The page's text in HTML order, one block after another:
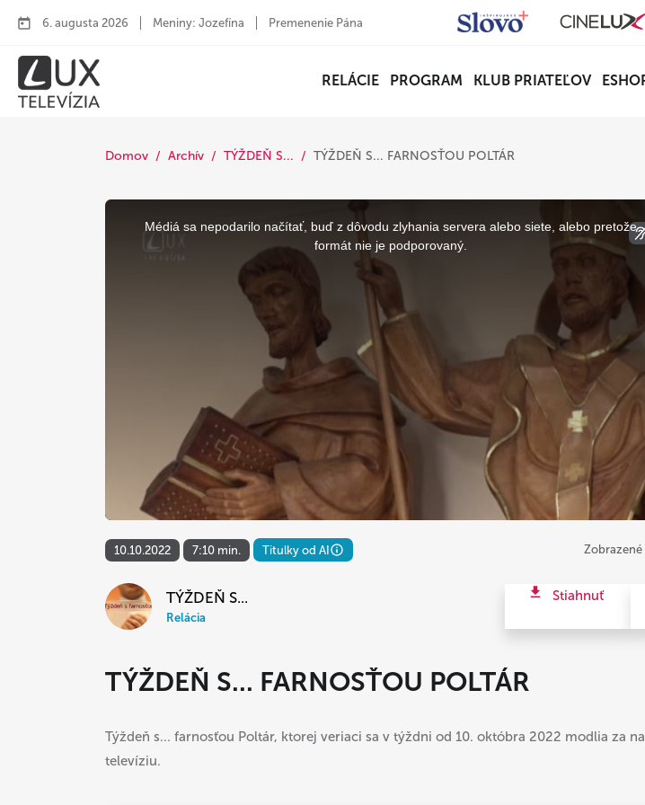
6. augusta 2026 Meniny: Jozefína Premenenie Pána
RELÁCIE PROGRAM KLUB PRIATEĽOV
Domov Archív TÝŽDEŇ S... TÝŽDEŇ S... FARNOSŤOU POLTÁR
This
Médiá sa nepodarilo načítať, buď z dôvodu zlyhania servera alebo siete, alebo pretože
formát nie je podporovaný.
10.10.2022 7:10 min. Titulky od AI Zobrazené
TÝŽDEŇ S...
Relácia
Stiahnuť
TÝŽDEŇ S... FARNOSŤOU POLTÁR
Týždeň s... farnosťou Poltár, ktorej veriaci sa v týždni od 10. októbra 2022 modlia za
televíziu.